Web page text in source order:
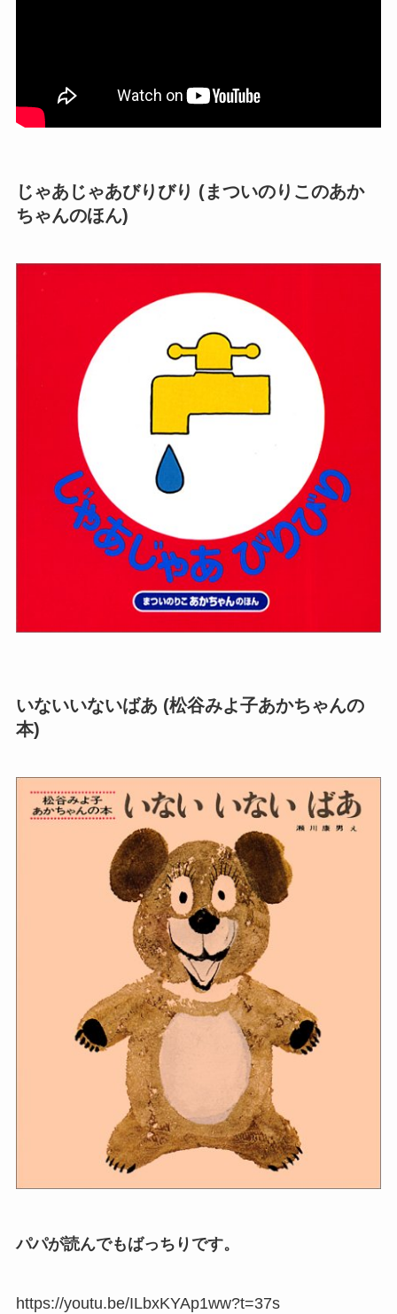
じゃあじゃあびりびり (まついのりこのあか
ちゃんのほん)
いないいないばあ (松谷みよ子あかちゃんの
本)
パパが読んでもばっちりです。
https://youtu.be/ILbxKYAp1ww?t=37s